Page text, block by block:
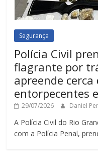
Segurança
Polícia Civil
flagrante por
apreende cerca
entorpecentes
29/07/2026 Daniel
A Polícia Civil do Rio
com a Polícia Penal,